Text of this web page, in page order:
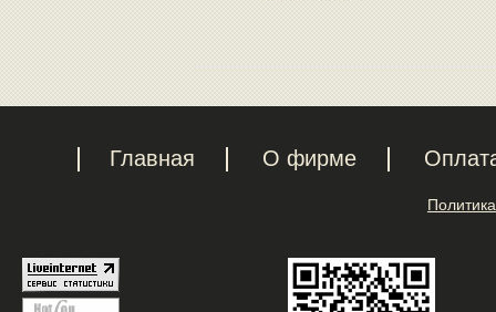
Главная О фирме